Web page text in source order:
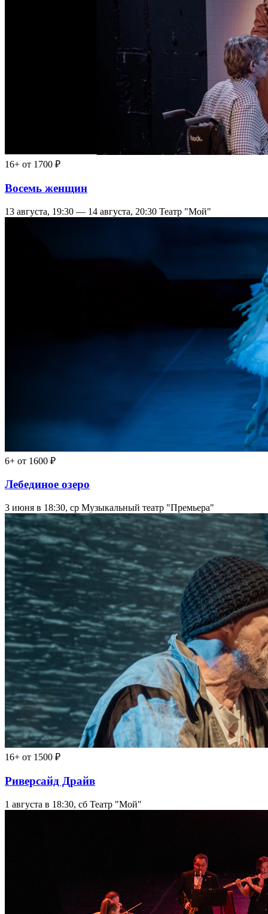
16+ от 1700 ₽
Восемь женщин
13 августа, 19:30 — 14 августа, 20:30 Театр "Мой"
6+ от 1600 ₽
Лебединое озеро
3 июня в 18:30, ср Музыкальный театр "Премьера"
16+ от 1500 ₽
Риверсайд Драйв
1 августа в 18:30, сб Театр "Мой"